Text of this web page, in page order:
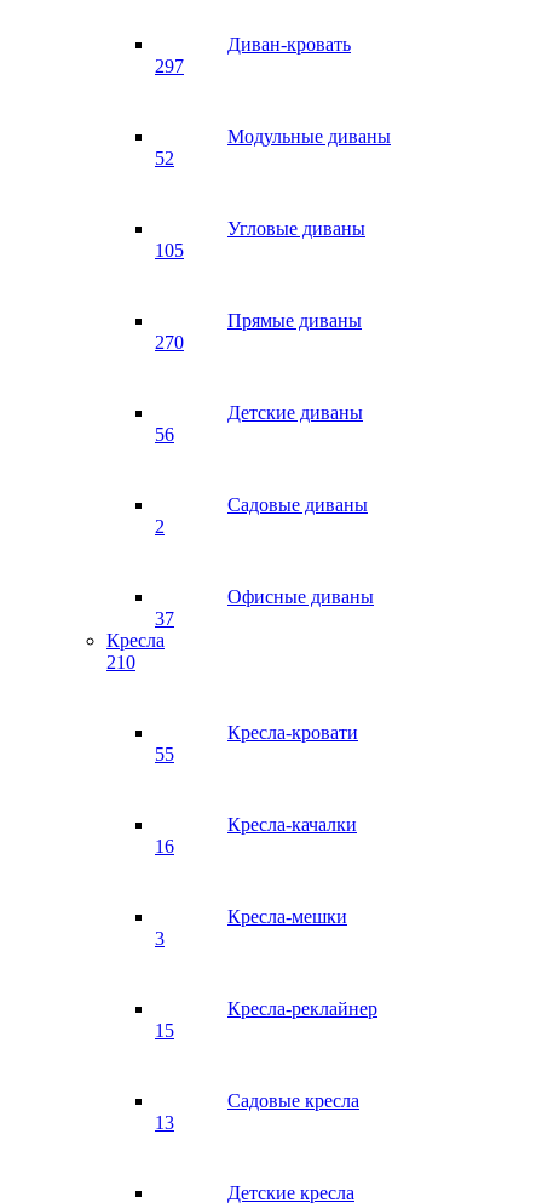
Диван-кровать
297
Модульные диваны
52
Угловые диваны
105
Прямые диваны
270
Детские диваны
56
Садовые диваны
2
Офисные диваны
37
Кресла
210
Кресла-кровати
55
Кресла-качалки
16
Кресла-мешки
3
Кресла-реклайнер
15
Садовые кресла
13
Детские кресла